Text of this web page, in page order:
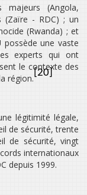
majeurs (Angola,
(Zaïre - RDC) ; un
(Rwanda) ; et
possède une vaste
experts qui ont
le contexte des
région.[20]
légitimité légale,
de sécurité, trente
de sécurité, vingt
internationaux
depuis 1999.